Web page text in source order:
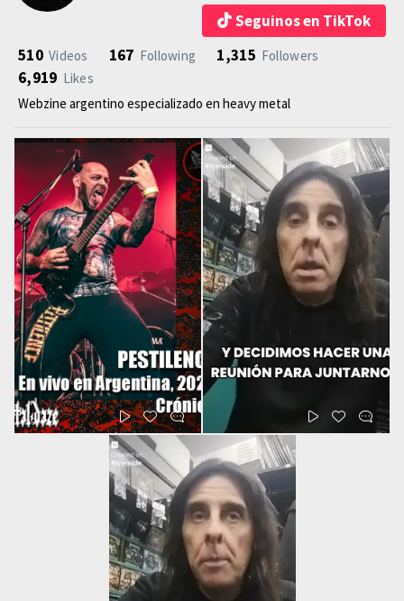
Seguinos en TikTok
510 Videos 167 Following 1,315 Followers
6,919 Likes
Webzine argentino especializado en heavy metal